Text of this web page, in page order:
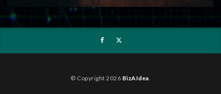
© Copyright 2026 BizAIdea